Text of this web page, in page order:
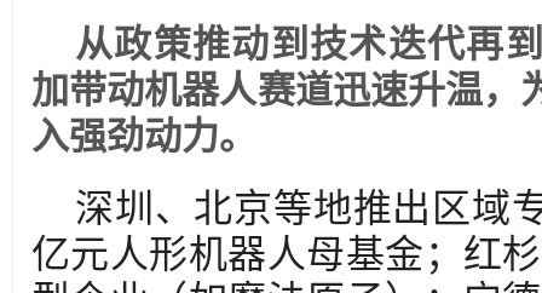
从政策推动到技术迭代再
加带动机器人赛道迅速升温，
入强劲动力。
深圳、北京等地推出区域
亿元人形机器人母基金；红